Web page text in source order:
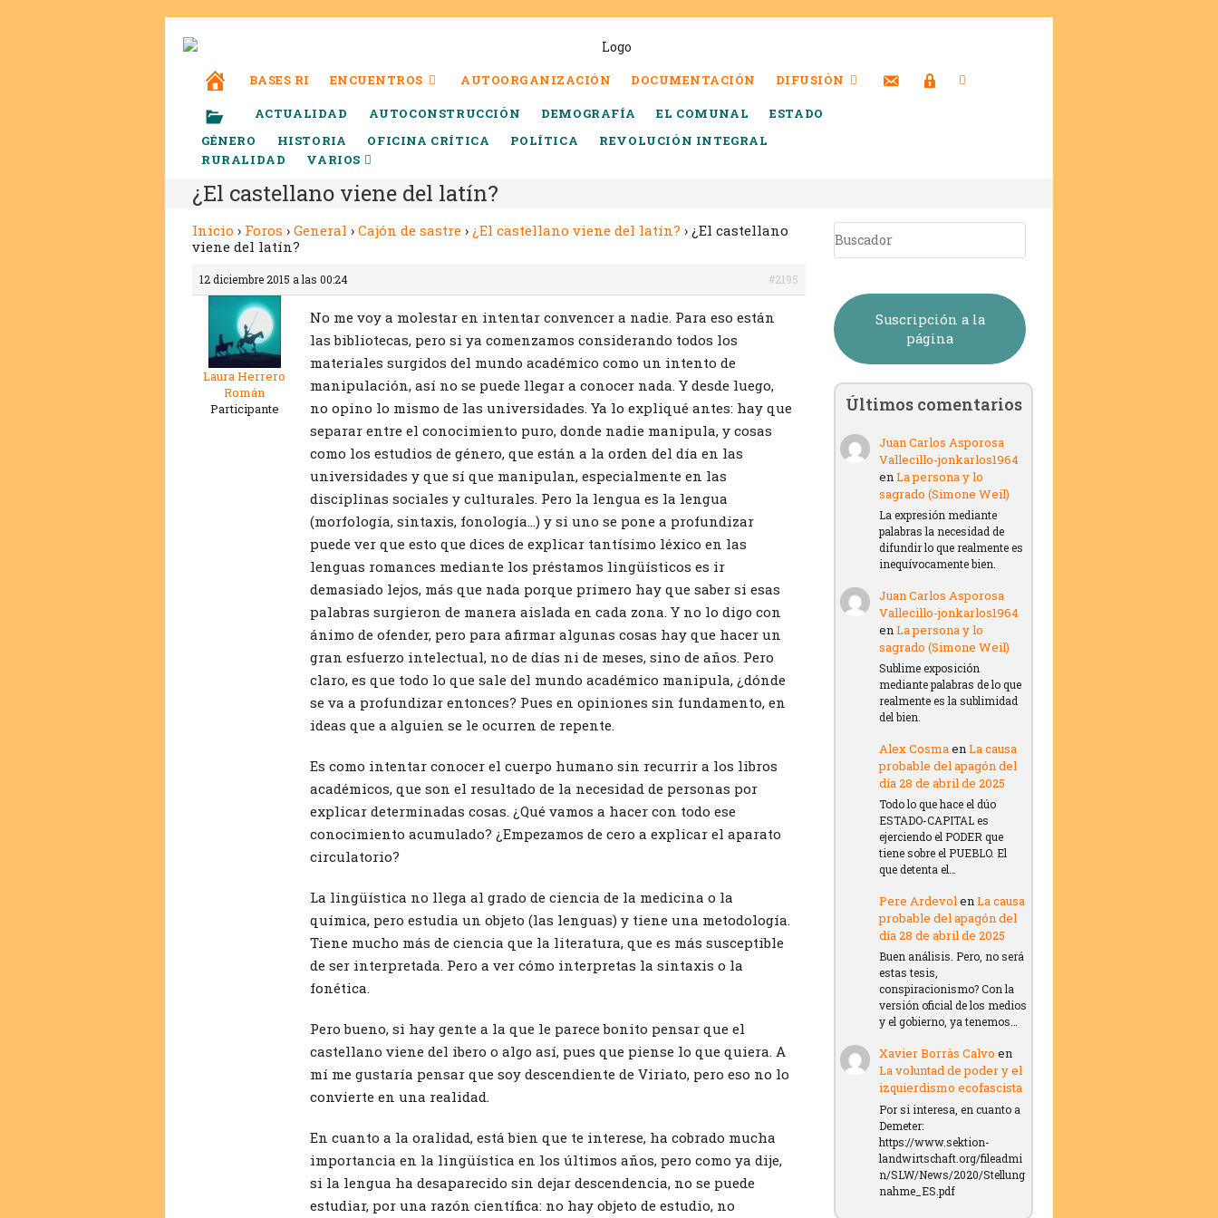
BASES RI ENCUENTROS AUTOORGANIZACIÓN DOCUMENTACIÓN DIFUSIÓN
ACTUALIDAD AUTOCONSTRUCCIÓN DEMOGRAFÍA EL COMUNAL
ESTADO
GÉNERO
HISTORIA OFICINA CRÍTICA POLÍTICA
REVOLUCIÓN INTEGRAL
RURALIDAD
VARIOS
¿El castellano viene del latín?
Inicio › Foros › General › Cajón de sastre › ¿El castellano viene del latín? › ¿El castellano
viene del latín?
12 diciembre 2015 a las 00:24 #2195
Laura Herrero
Román
Participante
No me voy a molestar en intentar convencer a nadie. Para eso están
las bibliotecas, pero si ya comenzamos considerando todos los
materiales surgidos del mundo académico como un intento de
manipulación, así no se puede llegar a conocer nada. Y desde luego,
no opino lo mismo de las universidades. Ya lo expliqué antes: hay que
separar entre el conocimiento puro, donde nadie manipula, y cosas
como los estudios de género, que están a la orden del día en las
universidades y que sí que manipulan, especialmente en las
disciplinas sociales y culturales. Pero la lengua es la lengua
(morfología, sintaxis, fonología…) y si uno se pone a profundizar
puede ver que esto que dices de explicar tantísimo léxico en las
lenguas romances mediante los préstamos lingüísticos es ir
demasiado lejos, más que nada porque primero hay que saber si esas
palabras surgieron de manera aislada en cada zona. Y no lo digo con
ánimo de ofender, pero para afirmar algunas cosas hay que hacer un
gran esfuerzo intelectual, no de días ni de meses, sino de años. Pero
claro, es que todo lo que sale del mundo académico manipula, ¿dónde
se va a profundizar entonces? Pues en opiniones sin fundamento, en
ideas que a alguien se le ocurren de repente.
Es como intentar conocer el cuerpo humano sin recurrir a los libros
académicos, que son el resultado de la necesidad de personas por
explicar determinadas cosas. ¿Qué vamos a hacer con todo ese
conocimiento acumulado? ¿Empezamos de cero a explicar el aparato
circulatorio?
La lingüística no llega al grado de ciencia de la medicina o la
química, pero estudia un objeto (las lenguas) y tiene una metodología.
Tiene mucho más de ciencia que la literatura, que es más susceptible
de ser interpretada. Pero a ver cómo interpretas la sintaxis o la
fonética.
Pero bueno, si hay gente a la que le parece bonito pensar que el
castellano viene del ibero o algo así, pues que piense lo que quiera. A
mí me gustaría pensar que soy descendiente de Viriato, pero eso no lo
convierte en una realidad.
En cuanto a la oralidad, está bien que te interese, ha cobrado mucha
importancia en la lingüística en los últimos años, pero como ya dije,
si la lengua ha desaparecido sin dejar descendencia, no se puede
estudiar, por una razón científica: no hay objeto de estudio, no
Suscripción a la
página
Últimos comentarios
Juan Carlos Asporosa
Vallecillo-jonkarlos1964
enLa persona y lo
sagrado (Simone Weil)
La expresión mediante
palabras la necesidad de
difundir lo que realmente es
inequívocamente bien.
Juan Carlos Asporosa
Vallecillo-jonkarlos1964
enLa persona y lo
sagrado (Simone Weil)
Sublime exposición
mediante palabras de lo que
realmente es la sublimidad
del bien.
Alex CosmaenLa causa
probable del apagón del
día 28 de abril de 2025
Todo lo que hace el dúo
ESTADO-CAPITAL es
ejerciendo el PODER que
tiene sobre el PUEBLO. El
que detenta el…
Pere ArdevolenLa causa
probable del apagón del
día 28 de abril de 2025
Buen análisis. Pero, no será
estas tesis,
conspiracionismo? Con la
versión oficial de los medios
y el gobierno, ya tenemos…
Xavier Borràs Calvo en
La voluntad de poder y el
izquierdismo ecofascista
Por si interesa, en cuanto a
Demeter:
https://www.sektion-
landwirtschaft.org/fileadmi
n/SLW/News/2020/Stellung
nahme_ES.pdf